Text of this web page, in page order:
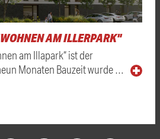
AM ILLERPARK"
am Illapark“ ist der
Monaten Bauzeit wurde …